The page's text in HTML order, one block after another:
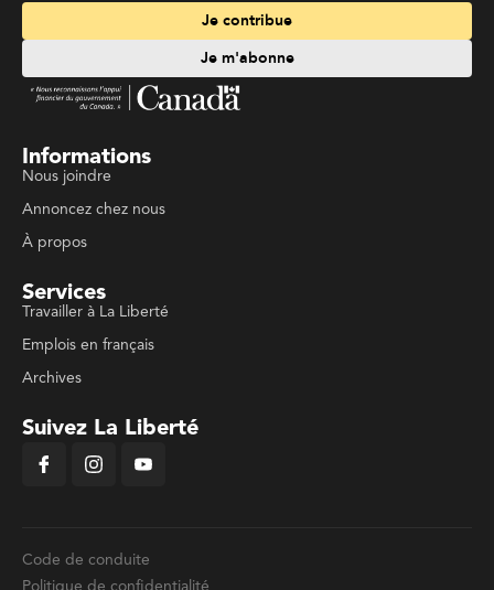
Je contribue
Je m'abonne
Informations
Nous joindre
Annoncez chez nous
À propos
Services
Travailler à La Liberté
Emplois en français
Archives
Suivez La Liberté
Code de conduite
Politique de confidentialité